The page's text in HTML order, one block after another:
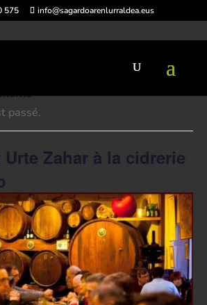
575 info@sagardoarenlurraldea.eus
passé.
Zahar à la cidrerie